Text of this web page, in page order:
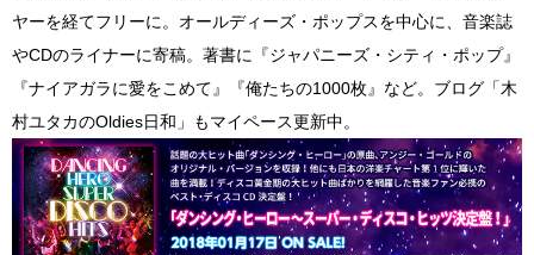
ヤーを経てフリーに。オールディーズ・ポップスを中心に、音楽誌
やCDのライナーに寄稿。著書に『ジャパニーズ・シティ・ポップ』
『ナイアガラに愛をこめて』『俺たちの1000枚』など。ブログ「木
村ユタカのOldies日和」もマイペース更新中。